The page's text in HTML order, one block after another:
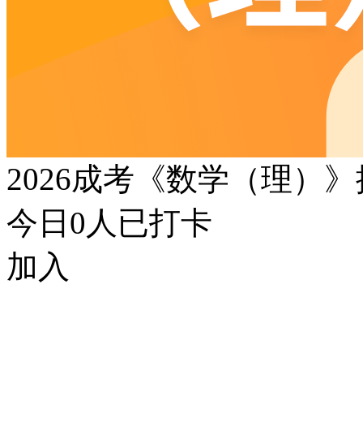
2026成考《数学（理）
今日 0 人已打卡
加入